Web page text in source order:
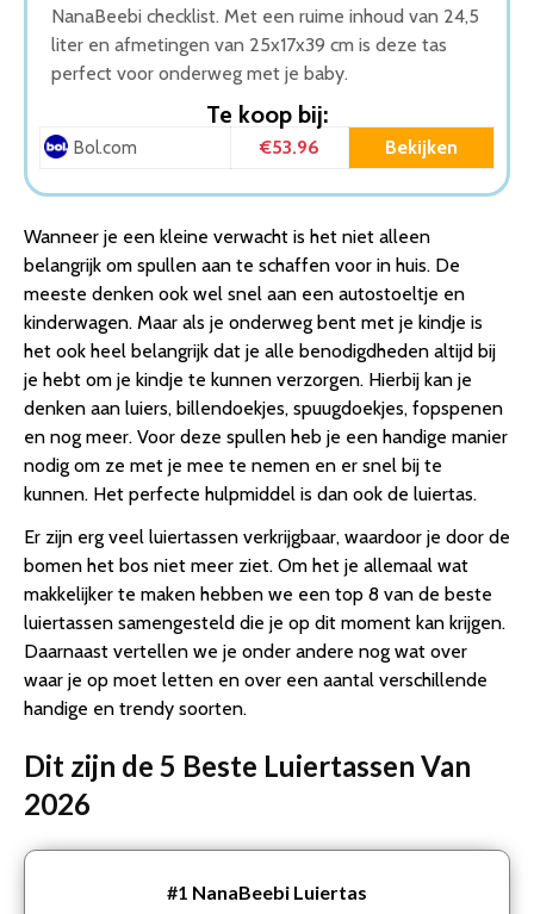
NanaBeebi checklist. Met een ruime inhoud van 24,5
liter en afmetingen van 25x17x39 cm is deze tas
perfect voor onderweg met je baby.
Te koop bij:
Bol.com €53.96 Bekijken
Wanneer je een kleine verwacht is het niet alleen
belangrijk om spullen aan te schaffen voor in huis. De
meeste denken ook wel snel aan een autostoeltje en
kinderwagen. Maar als je onderweg bent met je kindje is
het ook heel belangrijk dat je alle benodigdheden altijd bij
je hebt om je kindje te kunnen verzorgen. Hierbij kan je
denken aan luiers, billendoekjes, spuugdoekjes, fopspenen
en nog meer. Voor deze spullen heb je een handige manier
nodig om ze met je mee te nemen en er snel bij te
kunnen. Het perfecte hulpmiddel is dan ook de luiertas.
Er zijn erg veel luiertassen verkrijgbaar, waardoor je door de
bomen het bos niet meer ziet. Om het je allemaal wat
makkelijker te maken hebben we een top 8 van de beste
luiertassen samengesteld die je op dit moment kan krijgen.
Daarnaast vertellen we je onder andere nog wat over
waar je op moet letten en over een aantal verschillende
handige en trendy soorten.
Dit zijn de 5 Beste Luiertassen Van
2026
#1 NanaBeebi Luiertas